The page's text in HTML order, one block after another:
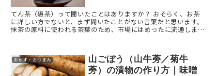
てん茶（碾茶）って聞いたことはありますか？ おそらく、お茶
に詳しい方でないと、まず聞いたことがない言葉だと思います。
抹茶の原料に使われる茶葉のため、市場にはめったに流通しませ
おかず・おつまみ
山ごぼう（山牛蒡／菊牛
蒡）の漬物の作り方｜味噌